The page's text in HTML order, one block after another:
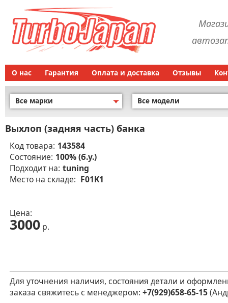
О нас Гарантия Оплата и доставка Отзывы
Все марки Все модели
Выхлоп (задняя часть) банка
Код товара: 143584
Состояние: 100% (б.у.)
Подходит на: tuning
Место на складе: F01K1
Цена:
3000 р.
Для уточнения наличия, состояния детали и
заказа свяжитесь с менеджером: +7(929)658-65-15